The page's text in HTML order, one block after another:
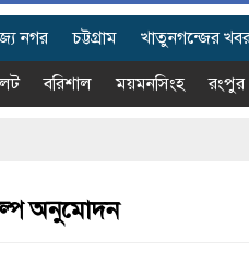
নগর চট্টগ্রাম খাতুনগন্জের
বরিশাল ময়মনসিংহ রংপুর
অনুমোদন